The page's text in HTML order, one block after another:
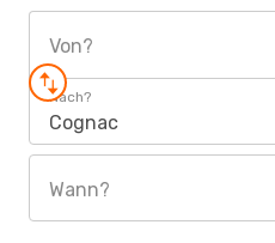
Von?
Nach?
Cognac
Wann?